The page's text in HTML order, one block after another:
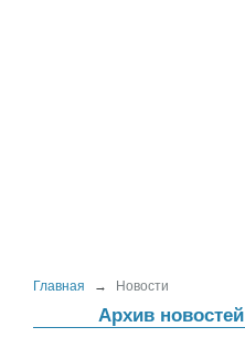
Главная → Новости
Архив новостей